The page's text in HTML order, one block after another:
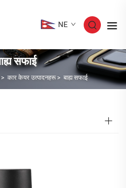
NE
सफाई
> कार केयर उत्पादनहरू> बाह्य सफाई